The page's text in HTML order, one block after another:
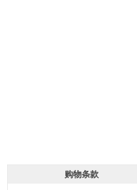
购物条款